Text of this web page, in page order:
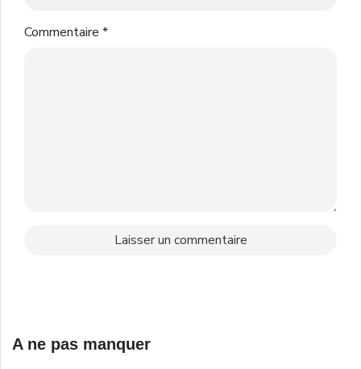
Commentaire *
A ne pas manquer